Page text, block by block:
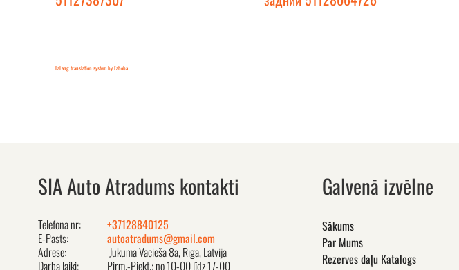
FaLang translation system by Faboba
SIA Auto Atradums kontakti
Telefona nr:
+37128840125
E-Pasts:
autoatradums@gmail.com
Adrese:
Jukuma Vacieša 8a, Rīga, Latvija
Darba laiki:
Pirm.-Piekt.: no 10-00 līdz 17-00
Galvenā izvēlne
Sākums
Par Mums
Rezerves daļu Katalogs